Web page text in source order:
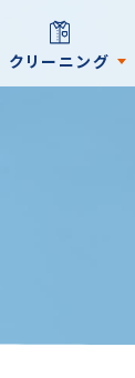
クリーニング